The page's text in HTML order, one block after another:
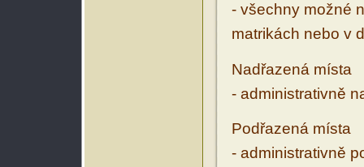
- všechny možné
matrikách nebo v
Nadřazená místa
- administrativně
Podřazená místa
- administrativně